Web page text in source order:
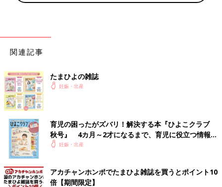
切られる感覚全くなかったからびっくり
5:50
夫オペ室へ ベビと対面
6:10
3人でオペ室で過ごす
お股とおなかの確認・ベビの血糖測定
8:00
LDR室へ戻ってきて、夫と過ごす
足の感覚戻ってき始める
8:10
院長先生とお話
関連記事
たまひよの雑誌
妊娠・出産
育児の困ったがズバリ！解決する本『ひよこクラブ
秋号』 4カ月～2才になるまで、育児に役立つ情報が
いっぱい！
妊娠・出産
アカチャンホンポでたまひよ雑誌を買うとポイント10
倍【期間限定】